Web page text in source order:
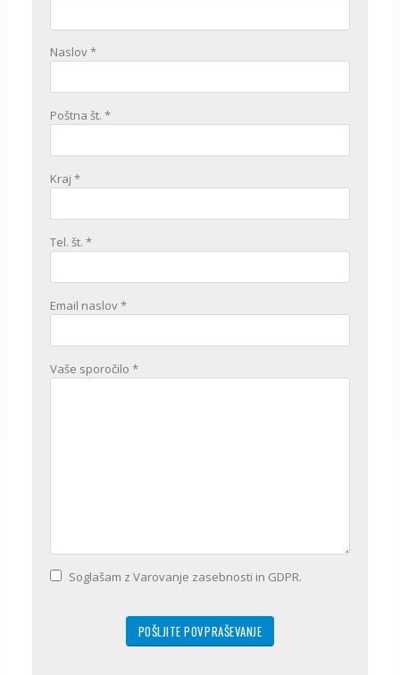
Naslov *
Poštna št. *
Kraj *
Tel. št. *
Email naslov *
Vaše sporočilo *
Soglašam z Varovanje zasebnosti in GDPR.